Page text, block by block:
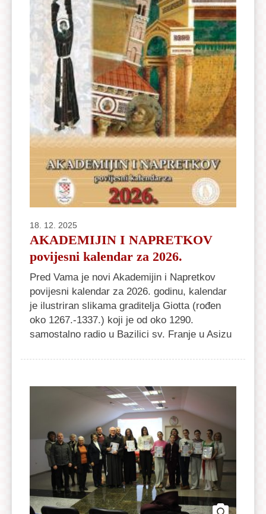
18. 12. 2025
AKADEMIJIN I NAPRETKOV
povijesni kalendar za 2026.
Pred Vama je novi Akademijin i Napretkov
povijesni kalendar za 2026. godinu, kalendar
je ilustriran slikama graditelja Giotta (rođen
oko 1267.-1337.) koji je od oko 1290.
samostalno radio u Bazilici sv. Franje u Asizu